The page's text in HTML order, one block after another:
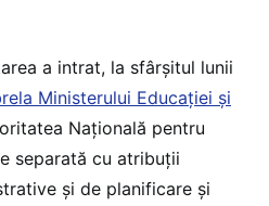
a intrat, la sfârșitul lunii
Ministerului Educației și
Națională pentru
separată cu atribuții
și de planificare și